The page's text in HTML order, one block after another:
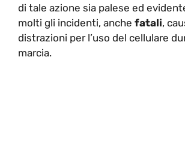
di tale azione sia palese ed
molti gli incidenti, anche fatali,
distrazioni per l’uso del cellulare
marcia.